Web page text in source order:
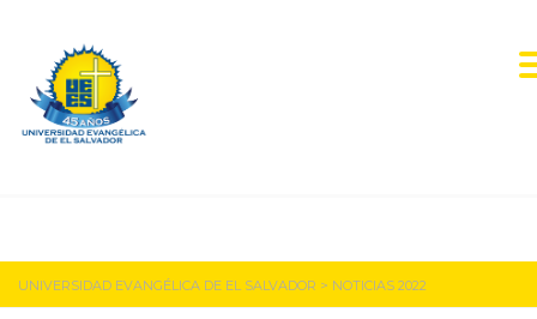
UNIVERSIDAD EVANGÉLICA DE EL SALVADOR > NOTICIAS 2022